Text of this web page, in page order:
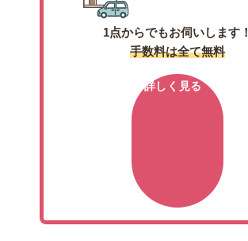
1点からでもお伺いします！
手数料は全て無料
詳しく見る